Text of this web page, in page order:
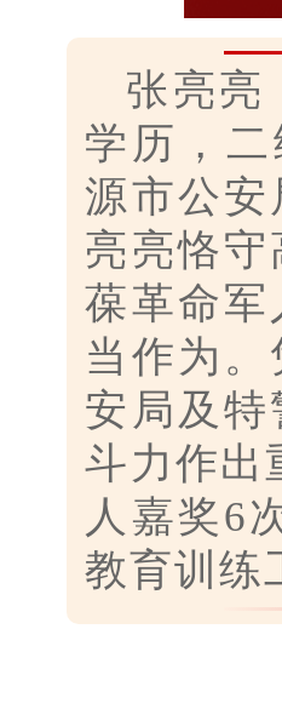
张亮亮
学历，
源市公
亮亮恪
葆革命
当作为
安局及
斗力作出
人嘉奖6
教育训练